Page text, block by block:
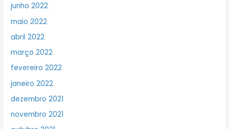
junho 2022
maio 2022
abril 2022
março 2022
fevereiro 2022
janeiro 2022
dezembro 2021
novembro 2021